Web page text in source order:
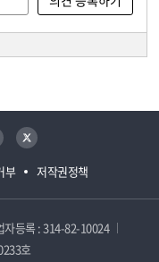
부 저작권정책
트위터
자등록 : 314-82-10024
호